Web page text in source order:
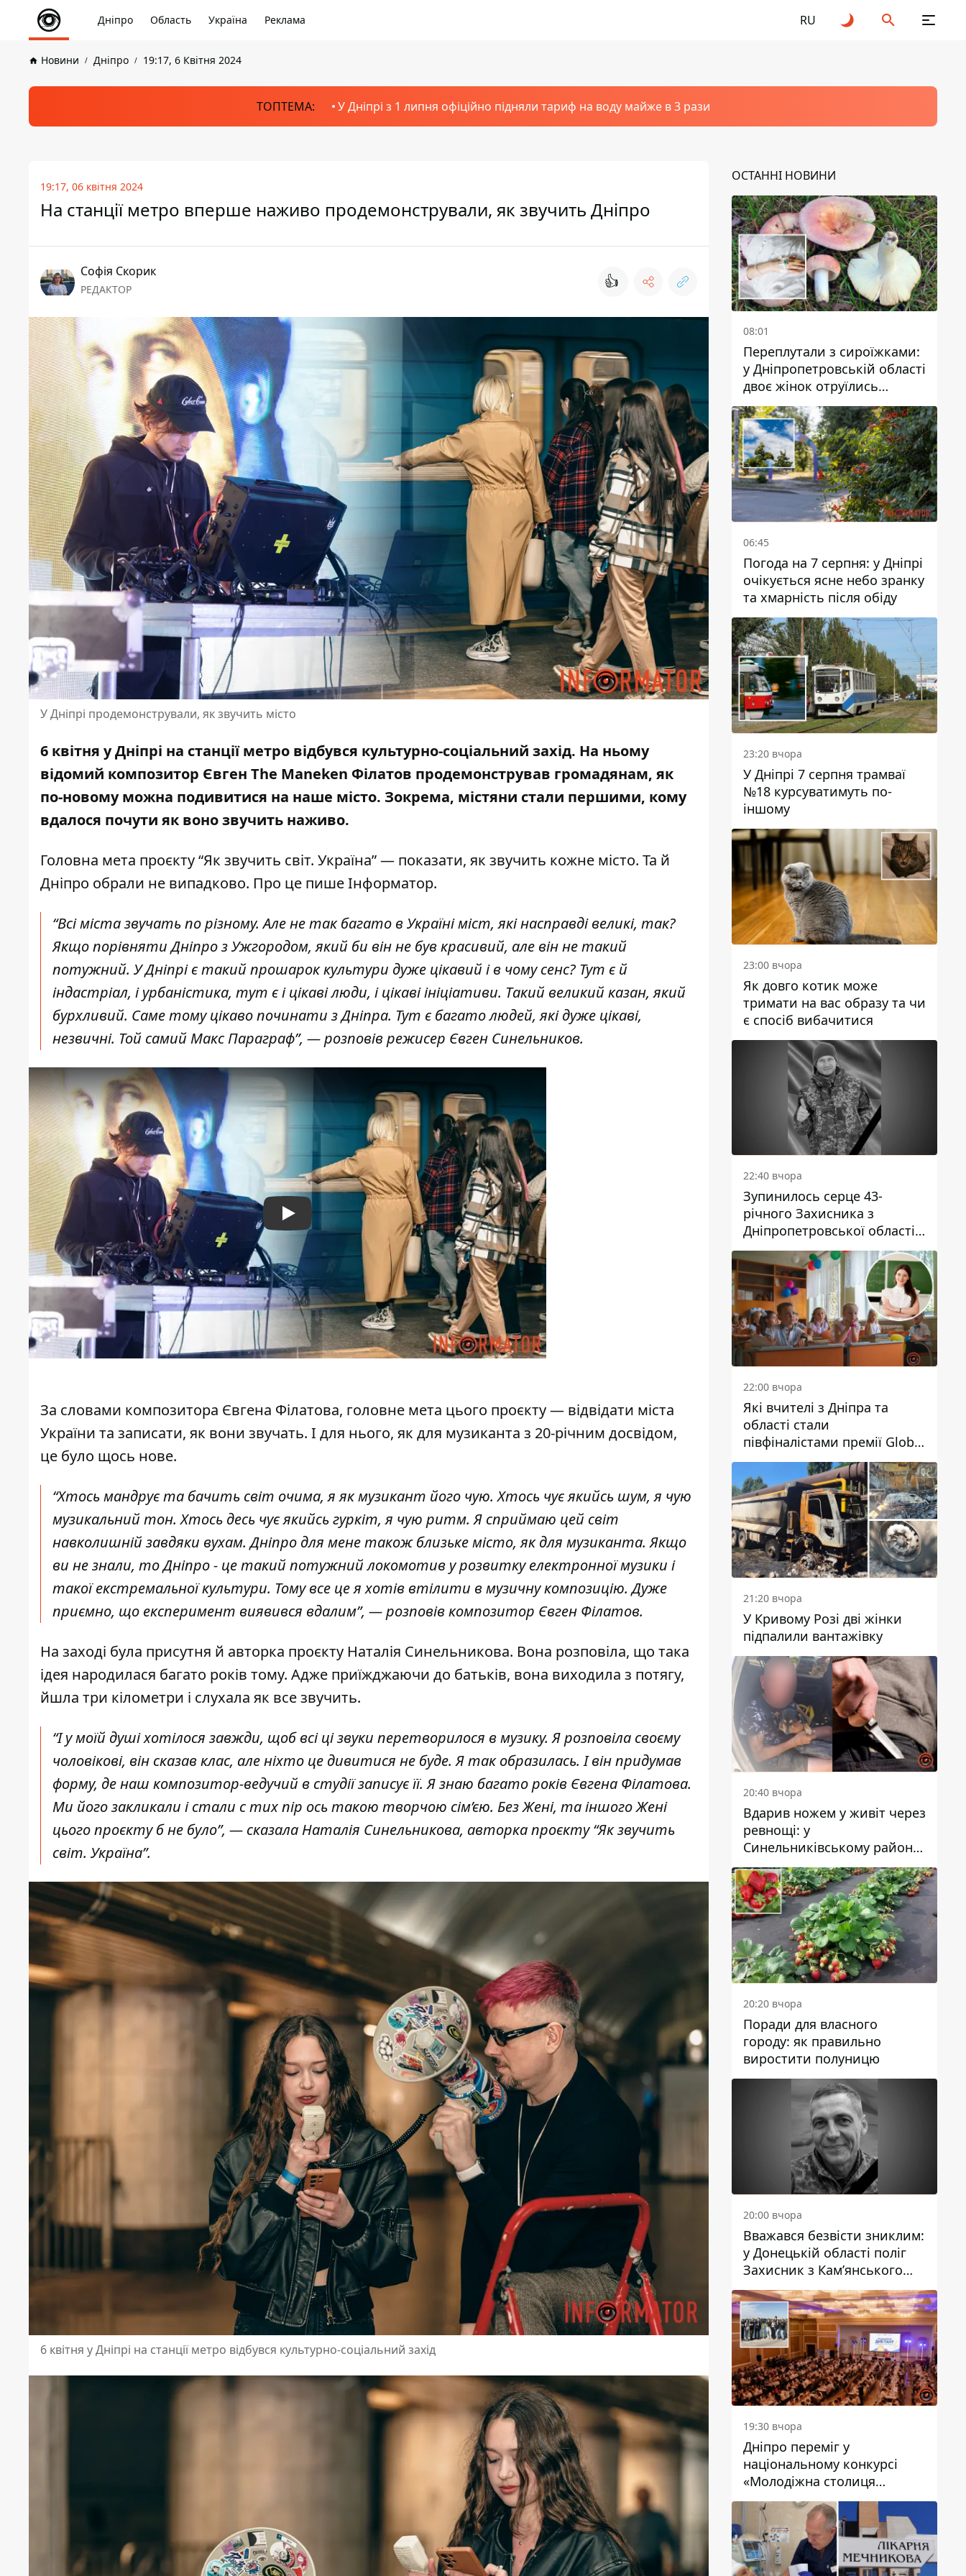
Дніпро Область Україна Реклама RU
Новини Дніпро 19:17, 6 Квітня 2024
ТОПТЕМА: У Дніпрі з 1 липня офіційно підняли тариф на воду майже в 3 рази
19:17, 06 квітня 2024
На станції метро вперше наживо продемонстрували, як звучить Дніпро
Софія Скорик
РЕДАКТОР 👍
У Дніпрі продемонстрували, як звучить місто
6 квітня у Дніпрі на станції метро відбувся культурно-соціальний захід. На ньому
відомий композитор Євген The Maneken Філатов продемонстрував громадянам, як
по-новому можна подивитися на наше місто. Зокрема, містяни стали першими, кому
вдалося почути як воно звучить наживо.
Головна мета проєкту “Як звучить світ. Україна” — показати, як звучить кожне місто. Та й
Дніпро обрали не випадково. Про це пише Інформатор.
“Всі міста звучать по різному. Але не так багато в Україні міст, які насправді великі, так?
Якщо порівняти Дніпро з Ужгородом, який би він не був красивий, але він не такий
потужний. У Дніпрі є такий прошарок культури дуже цікавий і в чому сенс? Тут є й
індастріал, і урбаністика, тут є і цікаві люди, і цікаві ініціативи. Такий великий казан, який
бурхливий. Саме тому цікаво починати з Дніпра. Тут є багато людей, які дуже цікаві,
незвичні. Той самий Макс Параграф”, — розповів режисер Євген Синельников.
Play
За словами композитора Євгена Філатова, головне мета цього проєкту — відвідати міста
України та записати, як вони звучать. І для нього, як для музиканта з 20-річним досвідом,
це було щось нове.
“Хтось мандрує та бачить світ очима, я як музикант його чую. Хтось чує якийсь шум, я чую
музикальний тон. Хтось десь чує якийсь гуркіт, я чую ритм. Я сприймаю цей світ
навколишній завдяки вухам. Дніпро для мене також близьке місто, як для музиканта. Якщо
ви не знали, то Дніпро - це такий потужний локомотив у розвитку електронної музики і
такої екстремальної культури. Тому все це я хотів втілити в музичну композицію. Дуже
приємно, що експеримент виявився вдалим”, — розповів композитор Євген Філатов.
На заході була присутня й авторка проєкту Наталія Синельникова. Вона розповіла, що така
ідея народилася багато років тому. Адже приїжджаючи до батьків, вона виходила з потягу,
йшла три кілометри і слухала як все звучить.
“І у моїй душі хотілося завжди, щоб всі ці звуки перетворилося в музику. Я розповіла своєму
чоловікові, він сказав клас, але ніхто це дивитися не буде. Я так образилась. І він придумав
форму, де наш композитор-ведучий в студії записує її. Я знаю багато років Євгена Філатова.
Ми його закликали і стали с тих пір ось такою творчою сім’єю. Без Жені, та іншого Жені
цього проєкту б не було”, — сказала Наталія Синельникова, авторка проєкту “Як звучить
світ. Україна”.
6 квітня у Дніпрі на станції метро відбувся культурно-соціальний захід
ОСТАННІ НОВИНИ
08:01
Переплутали з сироїжками:
у Дніпропетровській області
двоє жінок отруїлись
грибами
06:45
Погода на 7 серпня: у Дніпрі
очікується ясне небо зранку
та хмарність після обіду
23:20 вчора
У Дніпрі 7 серпня трамваї
№18 курсуватимуть по-
іншому
23:00 вчора
Як довго котик може
тримати на вас образу та чи
є спосіб вибачитися
22:40 вчора
Зупинилось серце 43-
річного Захисника з
Дніпропетровської області
Євгена Зінченка
22:00 вчора
Які вчителі з Дніпра та
області стали
півфіналістами премії Global
Teacher Prize Ukraine 2026
21:20 вчора
У Кривому Розі дві жінки
підпалили вантажівку
20:40 вчора
Вдарив ножем у живіт через
ревнощі: у
Синельниківському районі
затримали 49-річного
чоловіка за вбивство
20:20 вчора
Поради для власного
городу: як правильно
виростити полуницю
20:00 вчора
Вважався безвісти зниклим:
у Донецькій області поліг
Захисник з Кам’янського
Антон Красовський
19:30 вчора
Дніпро переміг у
національному конкурсі
«Молодіжна столиця
України – 2026»